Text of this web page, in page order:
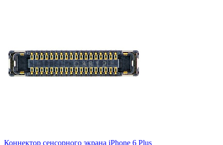
Коннектор сенсорного экрана iPhone 6 Plus